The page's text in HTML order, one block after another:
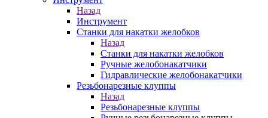
Назад
Инструмент
Станки для накатки желобков
Назад
Станки для накатки желобков
Ручные желобонакатчики
Гидравлические желобонакатчики
Резьбонарезные клуппы
Назад
Резьбонарезные клуппы